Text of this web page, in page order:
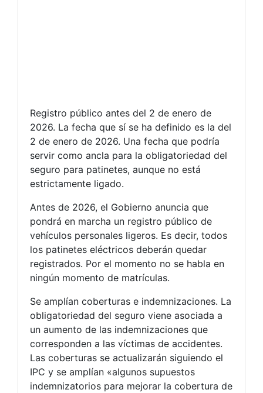
Registro público antes del 2 de enero de
2026. La fecha que sí se ha definido es la del
2 de enero de 2026. Una fecha que podría
servir como ancla para la obligatoriedad del
seguro para patinetes, aunque no está
estrictamente ligado.
Antes de 2026, el Gobierno anuncia que
pondrá en marcha un registro público de
vehículos personales ligeros. Es decir, todos
los patinetes eléctricos deberán quedar
registrados. Por el momento no se habla en
ningún momento de matrículas.
Se amplían coberturas e indemnizaciones. La
obligatoriedad del seguro viene asociada a
un aumento de las indemnizaciones que
corresponden a las víctimas de accidentes.
Las coberturas se actualizarán siguiendo el
IPC y se amplían «algunos supuestos
indemnizatorios para mejorar la cobertura de